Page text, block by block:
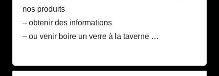
nos produits
– obtenir des informations
– ou venir boire un verre à la taverne …